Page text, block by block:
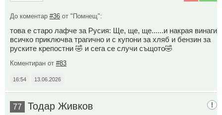
До коментар #36 от "Помнещ":
това е старо лафче за Русия: Ще, ще, ще......и накрая винаги
всичко приключва трагично и с купони за хляб и бензин за
руските крепостни 🤣 и сега се случи същото🤣
Коментиран от #83
16:54 13.06.2026
77 Тодар Живков